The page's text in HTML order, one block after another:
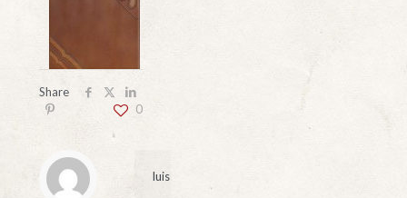
Share
0
luis